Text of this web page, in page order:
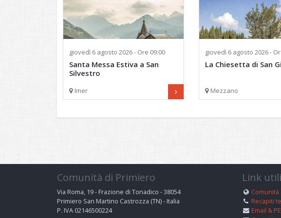
giovedì 6 agosto 2026 - Ore 09:00
Santa Messa Estiva a San
Silvestro
Imer
giovedì 6 agosto 2026 -
La Chiesetta di San
Mezzano
Comunità di Primiero
Via Roma, 19 - Frazione di Tonadico - 38054
Primiero San Martino Castrozza (TN) - Italia
P. IVA 02146500224
Link utili
Recapiti
Email &